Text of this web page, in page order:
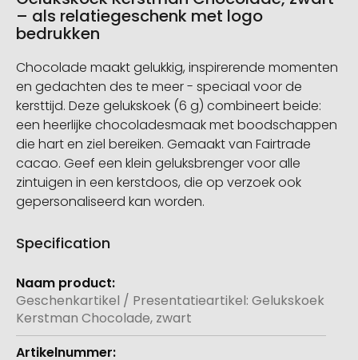
– als relatiegeschenk met logo
bedrukken
Chocolade maakt gelukkig, inspirerende momenten
en gedachten des te meer - speciaal voor de
kersttijd. Deze gelukskoek (6 g) combineert beide:
een heerlijke chocoladesmaak met boodschappen
die hart en ziel bereiken. Gemaakt van Fairtrade
cacao. Geef een klein geluksbrenger voor alle
zintuigen in een kerstdoos, die op verzoek ook
gepersonaliseerd kan worden.
Specification
Meer
informatie
Geschenkartikel / Presentatieartikel: Gelukskoek
Kerstman Chocolade, zwart